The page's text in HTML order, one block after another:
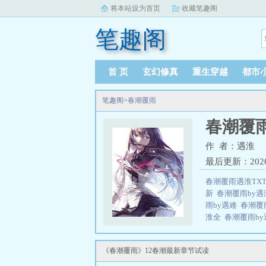
将本站设为首页 收藏笔趣阁
笔趣阁
首 页 玄幻修真 重生穿越 都市
笔趣阁>春潮覆雨
春潮覆
作 者：遇淮
最后更新：
春潮覆雨遇淮
新 春潮覆雨by
雨by遇难 春潮
淮全 春潮覆雨
发平静。投递无
业毫不搭边。“你
《春潮覆雨》12春潮最新章节试读